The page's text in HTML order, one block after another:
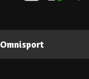
Omnisport